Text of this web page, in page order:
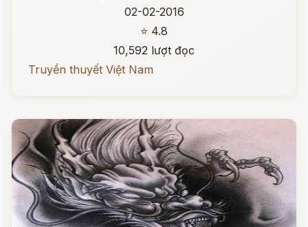
02-02-2016
⭐ 4.8
10,592 lượt đọc
Truyền thuyết Việt Nam